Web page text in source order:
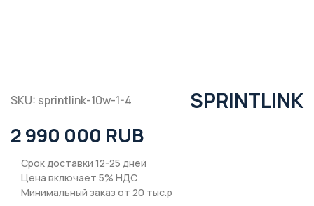
SKU: sprintlink-10w-1-4 SPRINTLINK
2 990 000 RUB
Срок доставки 12-25 дней
Цена включает 5% НДС
Минимальный заказ от 20 тыс.р